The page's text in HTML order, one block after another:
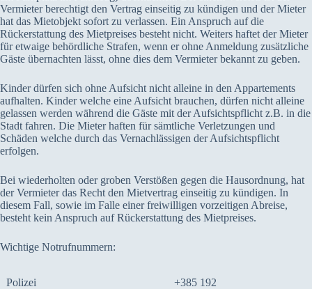
Vermieter berechtigt den Vertrag einseitig zu kündigen und der Mieter
hat das Mietobjekt sofort zu verlassen. Ein Anspruch auf die
Rückerstattung des Mietpreises besteht nicht. Weiters haftet der Mieter
für etwaige behördliche Strafen, wenn er ohne Anmeldung zusätzliche
Gäste übernachten lässt, ohne dies dem Vermieter bekannt zu geben.
Kinder dürfen sich ohne Aufsicht nicht alleine in den Appartements
aufhalten. Kinder welche eine Aufsicht brauchen, dürfen nicht alleine
gelassen werden während die Gäste mit der Aufsichtspflicht z.B. in die
Stadt fahren. Die Mieter haften für sämtliche Verletzungen und
Schäden welche durch das Vernachlässigen der Aufsichtspflicht
erfolgen.
Bei wiederholten oder groben Verstößen gegen die Hausordnung, hat
der Vermieter das Recht den Mietvertrag einseitig zu kündigen. In
diesem Fall, sowie im Falle einer freiwilligen vorzeitigen Abreise,
besteht kein Anspruch auf Rückerstattung des Mietpreises.
Wichtige Notrufnummern:
Polizei +385 192